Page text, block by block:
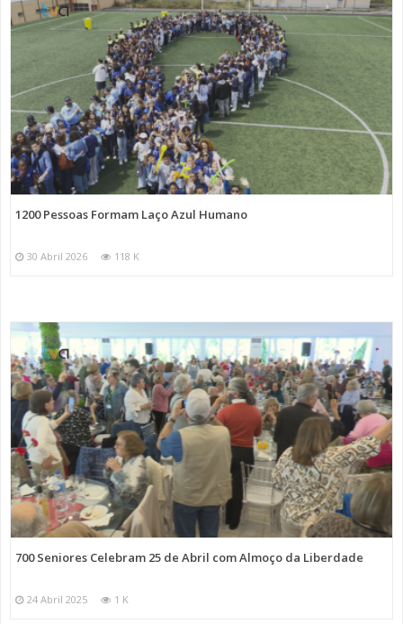
1200 Pessoas Formam Laço Azul Humano
30 Abril 2026 118 K
700 Seniores Celebram 25 de Abril com Almoço da Liberdade
24 Abril 2025 1 K